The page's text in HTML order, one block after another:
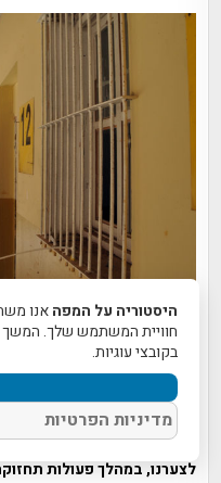
המסדרון מול החצר הפנימית
צילום: אפי אליאן
בהמשך שביל הגישה,
תגיעו אל פתח הכניסה
הכניסה ניתן עדיין
לצערנו, במהלך פעולות
היסטוריה על המפה
חוויית המשתמש שלך.
בקובצי עוגיות.
מדיניות הפרטיות